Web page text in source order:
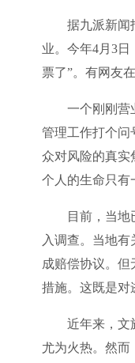
据九派新闻报
业。今年4月3
票了”。有网友
一个刚刚营业
管理工作打个问
众对风险的真实
个人的生命只有
目前，当地已
入调查。当地
成赔偿协议。
措施。这既是对
近年来，文旅
尤为火热。然而